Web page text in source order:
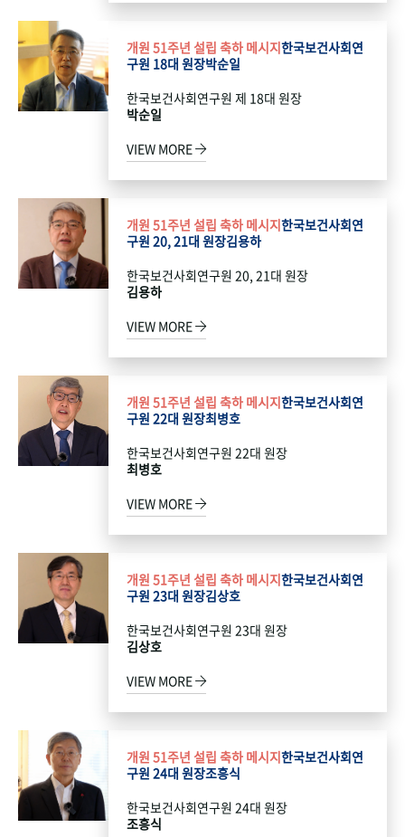
개원 51주년 설립 축하 메시지한국보건사회연
구원 18대 원장박순일
한국보건사회연구원 제 18대 원장
박순일
VIEW MORE
개원 51주년 설립 축하 메시지한국보건사회연
구원 20, 21대 원장김용하
한국보건사회연구원 20, 21대 원장
김용하
VIEW MORE
개원 51주년 설립 축하 메시지한국보건사회연
구원 22대 원장최병호
한국보건사회연구원 22대 원장
최병호
VIEW MORE
개원 51주년 설립 축하 메시지한국보건사회연
구원 23대 원장김상호
한국보건사회연구원 23대 원장
김상호
VIEW MORE
개원 51주년 설립 축하 메시지한국보건사회연
구원 24대 원장조흥식
한국보건사회연구원 24대 원장
조흥식